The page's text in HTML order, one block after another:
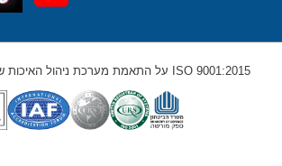
ISO 9001:2015 על התאמת מערכת ניהול האיכות של הארגון בדרישות